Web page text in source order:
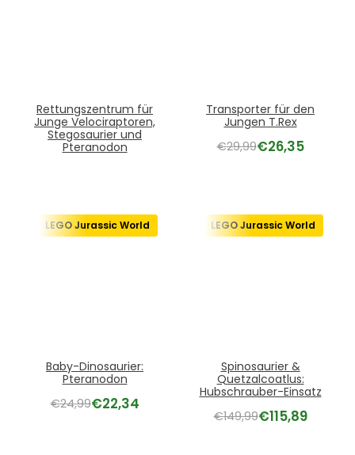
Rettungszentrum für
Junge Velociraptoren,
Stegosaurier und
Pteranodon
Transporter für den
Jungen T.Rex
€29,99€26,35
LEGO Jurassic World
Baby-Dinosaurier:
Pteranodon
€24,99€22,34
LEGO Jurassic World
Spinosaurier &
Quetzalcoatlus:
Hubschrauber-Einsatz
€149,99€115,89